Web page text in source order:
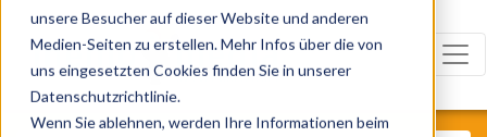
unsere Besucher auf dieser Website und anderen
Medien-Seiten zu erstellen. Mehr Infos über die von
uns eingesetzten Cookies finden Sie in unserer
Datenschutzrichtlinie.
Wenn Sie ablehnen, werden Ihre Informationen beim
Was? Künstler, Zelte, Bands,